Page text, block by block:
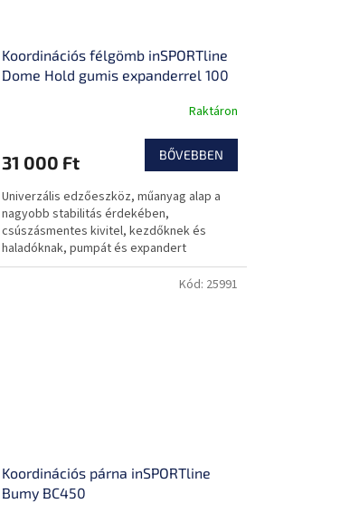
Koordinációs félgömb inSPORTline
Dome Hold gumis expanderrel 100
Raktáron
31 000 Ft BŐVEBBEN
Univerzális edzőeszköz, műanyag alap a
nagyobb stabilitás érdekében,
csúszásmentes kivitel, kezdőknek és
haladóknak, pumpát és expandert
tartalmaz.
Koordinációs párna inSPORTline
Bumy BC450
Kód: 25991